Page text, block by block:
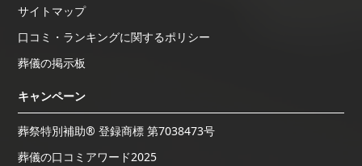
サイトマップ
口コミ・ランキングに関するポリシー
葬儀の掲示板
キャンペーン
葬祭特別補助® 登録商標 第7038473号
葬儀の口コミアワード2025